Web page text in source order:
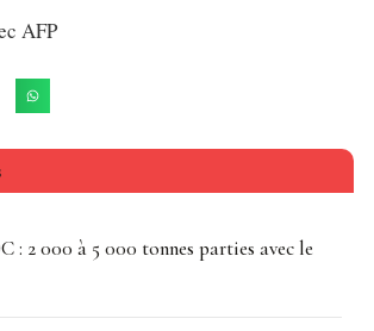
AFP
: 2 000 à 5 000 tonnes parties avec le